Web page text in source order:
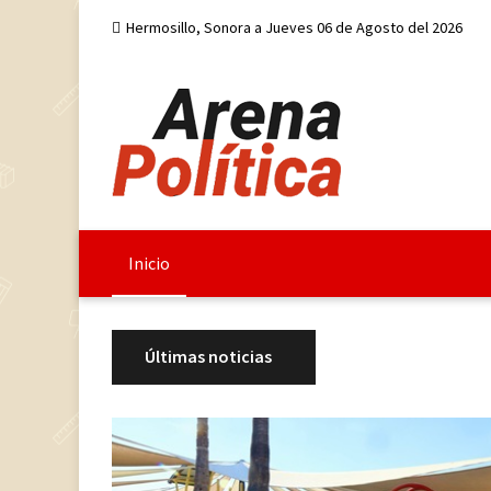
Hermosillo, Sonora a Jueves 06 de Agosto del 2026
Inicio
Últimas noticias